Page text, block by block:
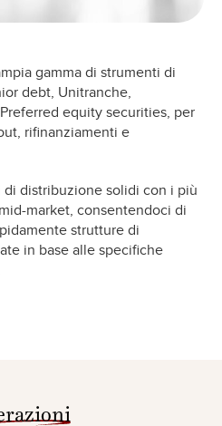
gamma di strumenti di
debt, Unitranche,
equity securities, per
rifinanziamenti e
distribuzione solidi con i più
market, consentendoci di
strutture di
in base alle specifiche